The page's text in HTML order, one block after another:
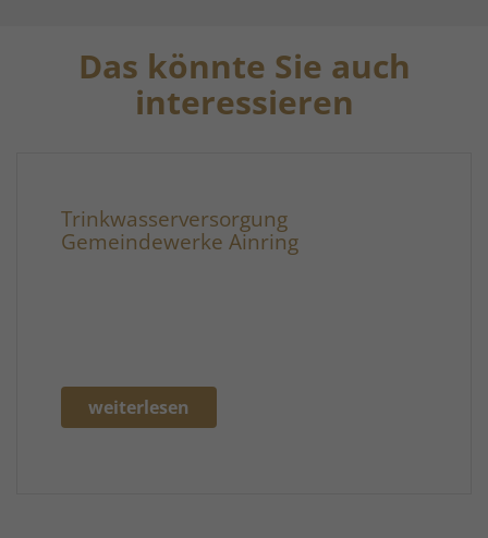
Das könnte Sie auch
interessieren
Trinkwasserversorgung
Gemeindewerke Ainring
weiterlesen